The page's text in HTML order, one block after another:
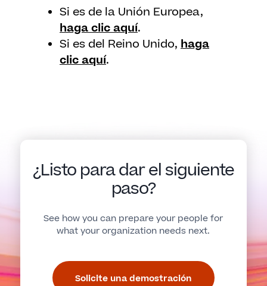
Si es de la Unión Europea,
haga clic aquí.
Si es del Reino Unido, haga
clic aquí.
¿Listo para dar el siguiente
paso?
See how you can prepare your people for
what your organization needs next.
Solicite una demostración